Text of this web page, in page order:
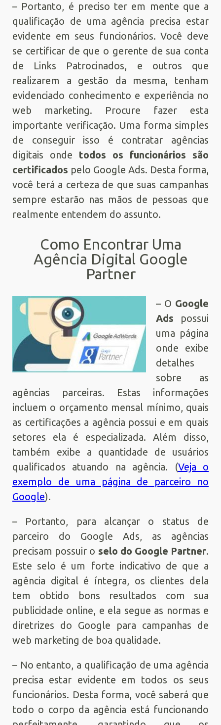
– Portanto, é preciso ter em mente que a
qualificação de uma agência precisa estar
evidente em seus funcionários. Você deve
se certificar de que o gerente de sua conta
de Links Patrocinados, e outros que
realizarem a gestão da mesma, tenham
evidenciado conhecimento e experiência no
web marketing. Procure fazer esta
importante verificação. Uma forma simples
de conseguir isso é contratar agências
digitais onde todos os funcionários são
certificados pelo Google Ads. Desta forma,
você terá a certeza de que suas campanhas
sempre estarão nas mãos de pessoas que
realmente entendem do assunto.
Como Encontrar Uma
Agência Digital Google
Partner
– O Google
Ads possui
uma página
onde exibe
detalhes
sobre as
agências parceiras. Estas informações
incluem o orçamento mensal mínimo, quais
as certificações a agência possui e em quais
setores ela é especializada. Além disso,
também exibe a quantidade de usuários
qualificados atuando na agência. (Veja o
exemplo de uma página de parceiro no
Google).
– Portanto, para alcançar o status de
parceiro do Google Ads, as agências
precisam possuir o selo do Google Partner.
Este selo é um forte indicativo de que a
agência digital é íntegra, os clientes dela
tem obtido bons resultados com sua
publicidade online, e ela segue as normas e
diretrizes do Google para campanhas de
web marketing de boa qualidade.
– No entanto, a qualificação de uma agência
precisa estar evidente em todos os seus
funcionários. Desta forma, você saberá que
todo o corpo da agência está funcionando